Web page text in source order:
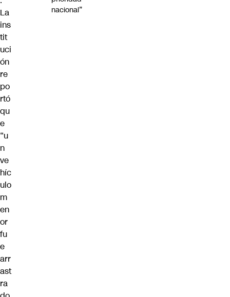
La
ins
tit
uci
ón
re
po
rtó
qu
e
“u
n
ve
híc
ulo
m
en
or
fu
e
arr
ast
ra
nacional”